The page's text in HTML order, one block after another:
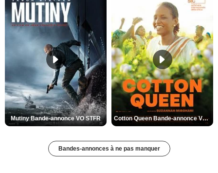
Mutiny Bande-annonce VO STFR Cotton Queen Bande-annonce VO STFR
Bandes-annonces à ne pas manquer